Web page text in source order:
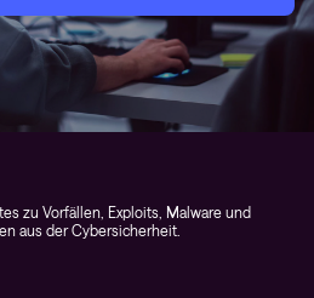
zu Vorfällen, Exploits, Malware und
aus der Cybersicherheit.